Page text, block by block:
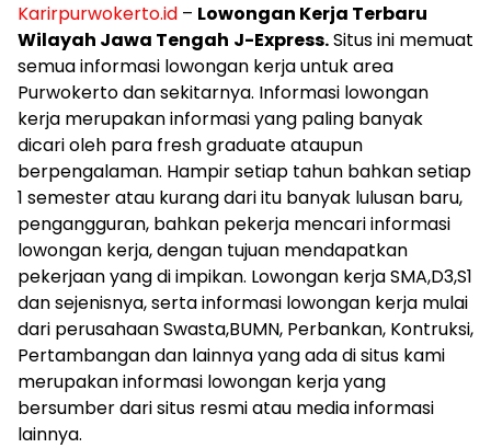
Karirpurwokerto.id – Lowongan Kerja Terbaru
Wilayah Jawa Tengah J-Express.Situs ini memuat
semua informasi lowongan kerja untuk area
Purwokerto dan sekitarnya. Informasi lowongan
kerja merupakan informasi yang paling banyak
dicari oleh para fresh graduate ataupun
berpengalaman. Hampir setiap tahun bahkan setiap
1 semester atau kurang dari itu banyak lulusan baru,
pengangguran, bahkan pekerja mencari informasi
lowongan kerja, dengan tujuan mendapatkan
pekerjaan yang di impikan. Lowongan kerja SMA,D3,S1
dan sejenisnya, serta informasi lowongan kerja mulai
dari perusahaan Swasta,BUMN, Perbankan, Kontruksi,
Pertambangan dan lainnya yang ada di situs kami
merupakan informasi lowongan kerja yang
bersumber dari situs resmi atau media informasi
lainnya.